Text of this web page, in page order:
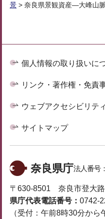
景 > 奈良県景観資産―大峰山
個人情報の取り扱いに
リンク・著作権・免責
ウェブアクセシビリティ
サイトマップ
奈良県庁法人番号：
〒630-8501 奈良市登大
県庁代表電話番号： 0742-
（受付：午前8時30分から